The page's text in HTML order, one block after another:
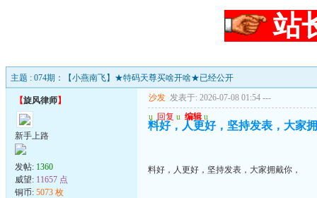
站
主题 : 074期：【小燕南飞】★特码天尊买啥开啥★已经公开
【旋风律师】
新手上路
发帖: 1360
威望: 11657 点
铜币: 5073 枚
沙发 发表于: 2026-07-08 01:54 ---
u 回复 u 编辑 u
料好，人更好，坚持发表，大家
料好，人更好，坚持发表，大家拥戴你，